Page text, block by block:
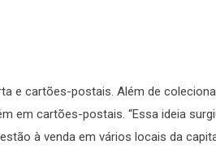
e cartões-postais. Além de
em cartões-postais. “Essa ideia
à venda em vários locais da